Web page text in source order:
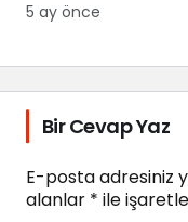
5 ay önce
Bir Cevap Yaz
E-posta adresiniz
alanlar * ile